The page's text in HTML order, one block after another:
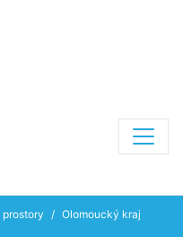
Olomoucký kraj